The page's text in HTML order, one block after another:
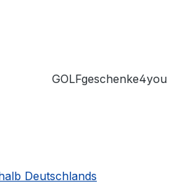
GOLFgeschenke4you
Deutschlands